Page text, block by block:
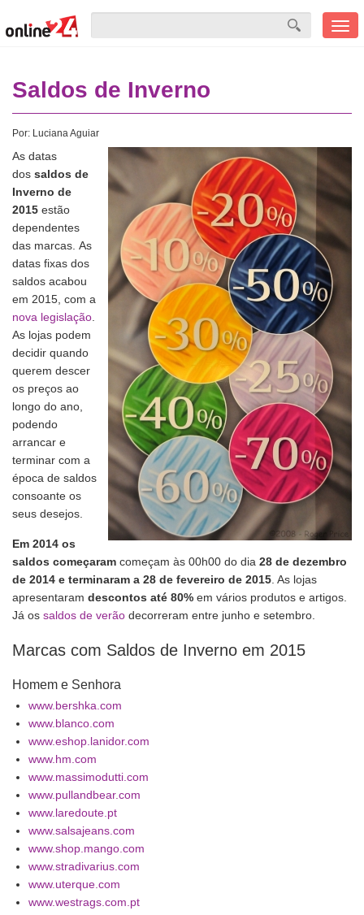
Saldos de Inverno
Por: Luciana Aguiar
As datas
dos saldos de
Inverno de
2015 estão
dependentes
das marcas. As
datas fixas dos
saldos acabou
em 2015, com a
nova legislação
As lojas podem
decidir quando
querem descer
os preços ao
longo do ano,
podendo
arrancar e
terminar com a
época de saldos
consoante os
seus desejos.
Em 2014 os
saldos começaram começam às 00h00 do dia 28 de dezembro
de 2014 e terminaram a 28 de fevereiro de 2015 . As lojas
apresentaram descontos até 80% em vários produtos e artigos.
Já os saldos de verão decorreram entre junho e setembro.
Marcas com Saldos de Inverno em 2015
Homem e Senhora
www.bershka.com
www.blanco.com
www.eshop.lanidor.com
www.hm.com
www.massimodutti.com
www.pullandbear.com
www.laredoute.pt
www.salsajeans.com
www.shop.mango.com
www.stradivarius.com
www.uterque.com
www.westrags.com.pt